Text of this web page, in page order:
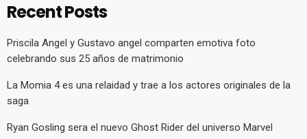
Recent Posts
Priscila Angel y Gustavo angel comparten emotiva foto
celebrando sus 25 años de matrimonio
La Momia 4 es una relaidad y trae a los actores originales de la
saga
Ryan Gosling sera el nuevo Ghost Rider del universo Marvel